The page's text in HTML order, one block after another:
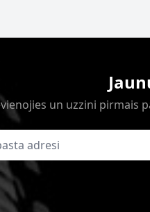
un uzzini pirmais